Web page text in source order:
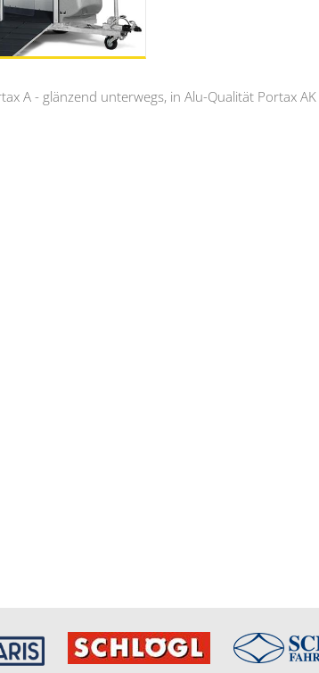
A - glänzend unterwegs, in Alu-Qualität Portax